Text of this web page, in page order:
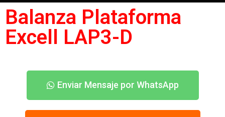
Balanza Plataforma
Excell LAP3-D
Enviar Mensaje por WhatsApp